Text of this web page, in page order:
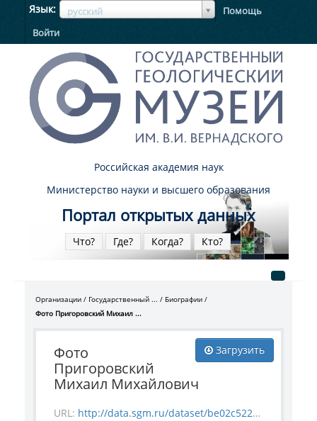
Язык русский
ЯзыкЯзык
Помощь
Войти
Российская академия наук
Министерство науки и высшего образования
Портал открытых данных
Что? Где? Когда? Кто?
Организации Государственный ...
Биографии
Фото Пригоровский Михаил ...
Загрузить
Фото
Пригоровский
Михаил Михайлович
URL: http://data.sgm.ru/dataset/be02c522-f8a8-4377-8c68-ba08c55c3d0a/resource/4ba8b191-224c-4649-9ef5-9c24a7a61f3b/download/prigorovsky.jpg